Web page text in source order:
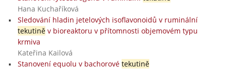
Hana Kuchaříková
Sledování hladin jetelových isoflavonoidů v ruminální
tekutiněv bioreaktoru v přítomnosti objemovém typu
krmiva
Kateřina Kailová
Stanovení equolu v bachorové tekutině